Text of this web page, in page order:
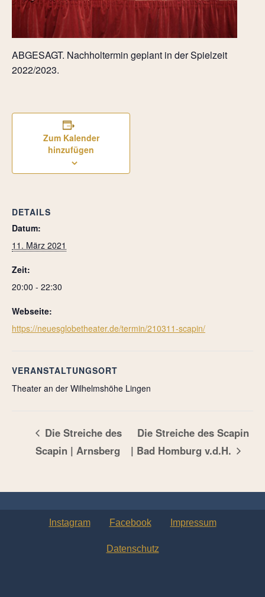
ABGESAGT. Nachholtermin geplant in der Spielzeit
2022/2023.
Zum Kalender
hinzufügen
DETAILS
Datum:
11. März 2021
Zeit:
20:00 - 22:30
Webseite:
https://neuesglobetheater.de/termin/210311-scapin/
VERANSTALTUNGSORT
Theater an der Wilhelmshöhe Lingen
Die Streiche des
Scapin | Arnsberg
Die Streiche des Scapin
| Bad Homburg v.d.H.
Instagram Facebook Impressum
Datenschutz